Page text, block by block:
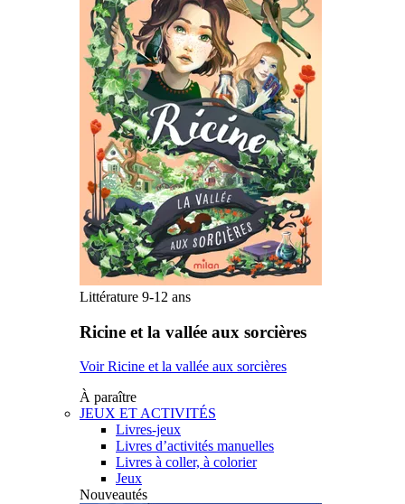
Littérature 9-12 ans
Ricine et la vallée aux sorcières
Voir Ricine et la vallée aux sorcières
À paraître
JEUX ET ACTIVITÉS
Livres-jeux
Livres d’activités manuelles
Livres à coller, à colorier
Jeux
Nouveautés